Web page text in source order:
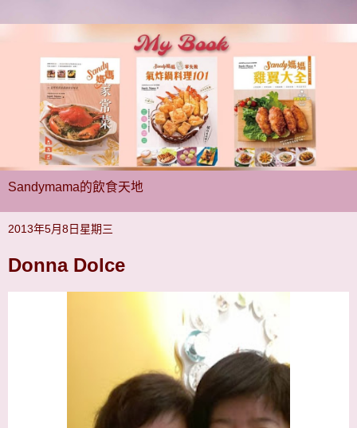
Sandymama的飲食天地
2013年5月8日星期三
Donna Dolce